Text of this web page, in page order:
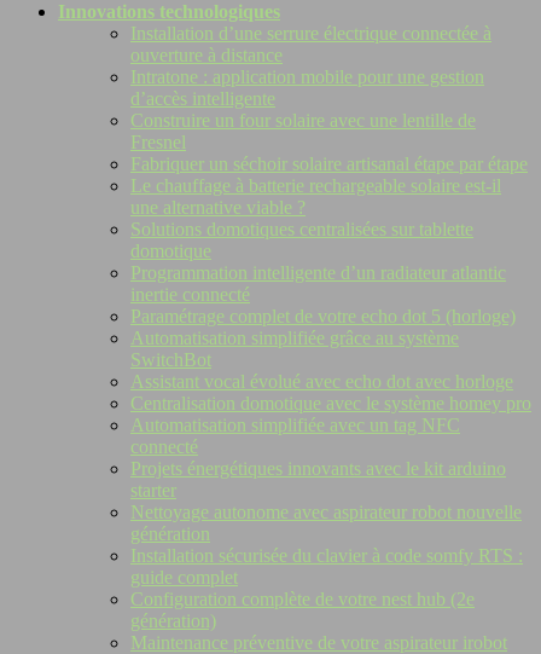
Innovations technologiques
Installation d’une serrure électrique connectée à
ouverture à distance
Intratone : application mobile pour une gestion
d’accès intelligente
Construire un four solaire avec une lentille de
Fresnel
Fabriquer un séchoir solaire artisanal étape par étape
Le chauffage à batterie rechargeable solaire est-il
une alternative viable ?
Solutions domotiques centralisées sur tablette
domotique
Programmation intelligente d’un radiateur atlantic
inertie connecté
Paramétrage complet de votre echo dot 5 (horloge)
Automatisation simplifiée grâce au système
SwitchBot
Assistant vocal évolué avec echo dot avec horloge
Centralisation domotique avec le système homey pro
Automatisation simplifiée avec un tag NFC
connecté
Projets énergétiques innovants avec le kit arduino
starter
Nettoyage autonome avec aspirateur robot nouvelle
génération
Installation sécurisée du clavier à code somfy RTS :
guide complet
Configuration complète de votre nest hub (2e
génération)
Maintenance préventive de votre aspirateur irobot